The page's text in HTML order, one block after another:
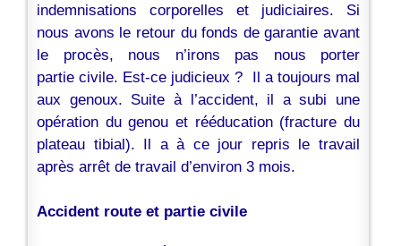
indemnisations corporelles et judiciaires. Si
nous avons le retour du fonds de garantie avant
le procès, nous n’irons pas nous porter
partie civile. Est-ce judicieux ?
Il a toujours mal
aux genoux. Suite à l’accident, il a subi une
opération du genou et rééducation (fracture du
plateau tibial). Il a à ce jour repris le travail
après arrêt de travail d’environ 3 mois.
Accident route et partie civile